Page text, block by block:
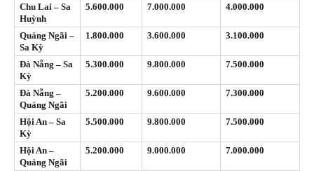
Chu Lai – Sa
Huỳnh
5.600.000 7.000.000 4.000.000
Quảng Ngãi –
Sa Kỳ
1.800.000 3.600.000 3.100.000
Đà Nẵng – Sa
Kỳ
5.300.000 9.800.000 7.500.000
Đà Nẵng –
Quảng Ngãi
5.200.000 9.600.000 7.300.000
Hội An – Sa
Kỳ
5.500.000 9.800.000 7.500.000
Hội An –
Quảng Ngãi
5.200.000 9.000.000 7.000.000